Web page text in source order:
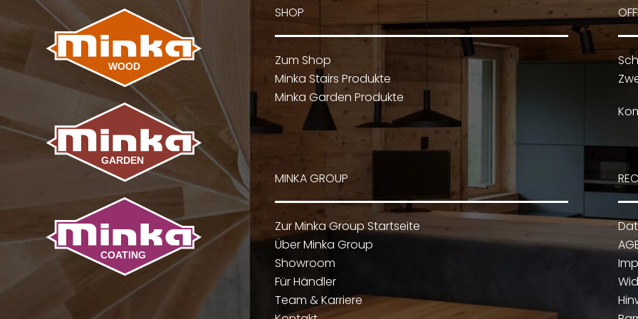
SHOP
Zum Shop
Minka Stairs Produkte
Minka Garden Produkte
MINKA GROUP
Zur Minka Group Startseite
Über Minka Group
Showroom
Für Händler
Team & Karriere